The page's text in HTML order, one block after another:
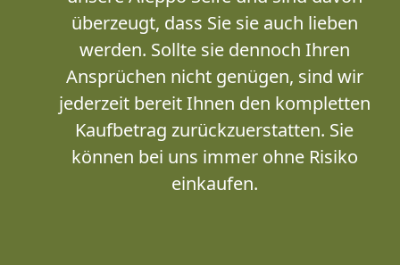
überzeugt, dass Sie sie auch lieben
werden. Sollte sie dennoch Ihren
Ansprüchen nicht genügen, sind wir
jederzeit bereit Ihnen den kompletten
Kaufbetrag zurückzuerstatten. Sie
können bei uns immer ohne Risiko
einkaufen.